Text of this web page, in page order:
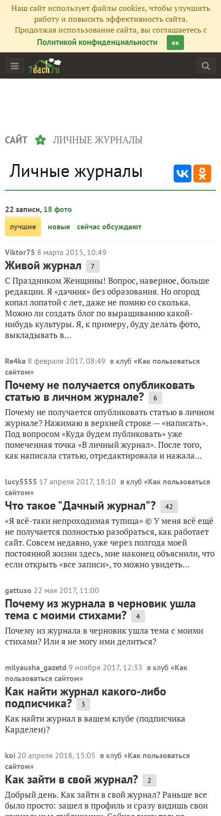
Наш сайт использует файлы cookies, чтобы улучшить
работу и повысить эффективность сайта.
Продолжая использование сайта, вы соглашаетесь с
Политикой конфиденциальности
ок
САЙТ ЛИЧНЫЕ ЖУРНАЛЫ
Личные журналы
22 записи, 18 фото
лучшие
новые сейчас обсуждают
Viktor75 8 марта 2015, 10:49
Живой журнал 7
С Праздником Женщины! Вопрос, наверное, больше
редакции. Я «дачник» без образования. Но огород
копал лопатой с лет, даже не помню со сколька.
Можно ли создать блог по выращиванию какой-
нибудь культуры. Я, к примеру, буду делать фото,
выкладывать в...
Re4ka 8 февраля 2017, 08:49 в клуб «Как пользоваться
сайтом»
Почему не получается опубликовать
статью в личном журнале? 6
Почему не получается опубликовать статью в личном
журнале? Нажимаю в верхней строке — «написать».
Под вопросом «Куда будем публиковать» уже
помеченная точка «В личный журнал». После того,
как написала статью, отредактировала и нажала...
lucy5555 17 апреля 2017, 18:10 в клуб «Как пользоваться
сайтом»
Что такое "Дачный журнал"? 42
«Я всё-таки непроходимая тупица» © У меня всё ещё
не получается полностью разобраться, как работает
сайт. Совсем недавно, уже через полгода моей
постоянной жизни здесь, мне наконец объяснили, что
если открыть «все записи», то можно увидеть...
gattuso 22 мая 2017, 11:00
Почему из журнала в черновик ушла
тема с моими стихами? 4
Почему из журнала в черновик ушла тема с моими
стихами? Или я не могу ими делиться?
milyausha_gazetd 9 ноября 2017, 12:33 в клуб «Как
пользоваться сайтом»
Как найти журнал какого-либо
подписчика? 3
Как найти журнал в вашем клубе (подписчика
Карделен)?
koi 20 апреля 2018, 15:05 в клуб «Как пользоваться
сайтом»
Как зайти в свой журнал? 2
Добрый день. Как зайти в свой журнал? Раньше все
было просто: зашел в профиль и сразу видишь свои